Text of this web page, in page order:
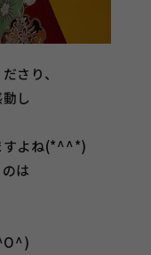
さり、
し
すよね(*^^*)
は